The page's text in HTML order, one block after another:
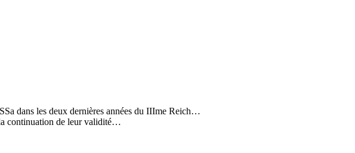
dans les deux dernières années du IIIme Reich…
la continuation de leur validité…